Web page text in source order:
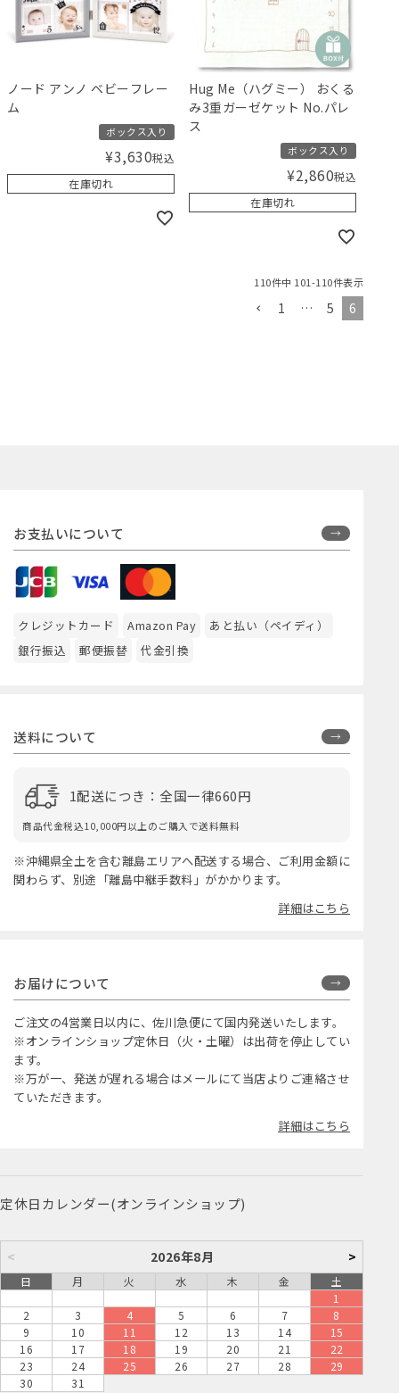
ノード アンノ ベビーフレー
ム
ボックス入り
¥3,630税込
在庫切れ
Hug Me（ハグミー） おくる
み3重ガーゼケット No.パレ
ス
ボックス入り
¥2,860税込
在庫切れ
110件中 101-110件表示
1 … 5 6
お支払いについて
クレジットカード Amazon Pay
あと払い（ペイディ）
銀行振込
郵便振替 代金引換
送料について
1配送につき：全国一律660円
商品代金税込10,000円以上のご購入で送料無料
※沖縄県全土を含む離島エリアへ配送する場合、ご利用金額に
関わらず、別途「離島中継手数料」がかかります。
詳細はこちら
お届けについて
ご注文の4営業日以内に、佐川急便にて国内発送いたします。
※オンラインショップ定休日（火・土曜）は出荷を停止してい
ます。
※万が一、発送が遅れる場合はメールにて当店よりご連絡させ
ていただきます。
詳細はこちら
定休日カレンダー(オンラインショップ)
< 2026年8月 >
日 月 火 水 木 金
土
1
2
3 4 5 6 7
8
9
10 11 12 13 14
15
16
17 18 19 20 21
22
23
24 25 26 27 28
29
30
31